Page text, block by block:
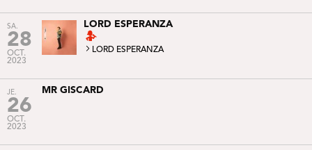
SA.
28
OCT.
2023
LORD ESPERANZA
LORD ESPERANZA
JE.
26
OCT.
2023
MR GISCARD